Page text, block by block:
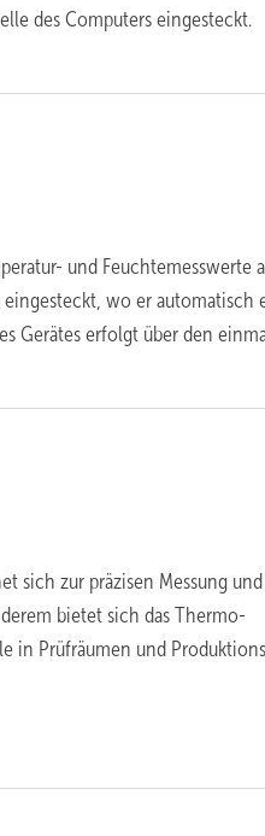
des Computers eingesteckt.
und Feuchtemesswerte
wo er automatisch
Gerätes erfolgt über den
sich zur präzisen Messung und
bietet sich das Thermo-
in Prüfräumen und